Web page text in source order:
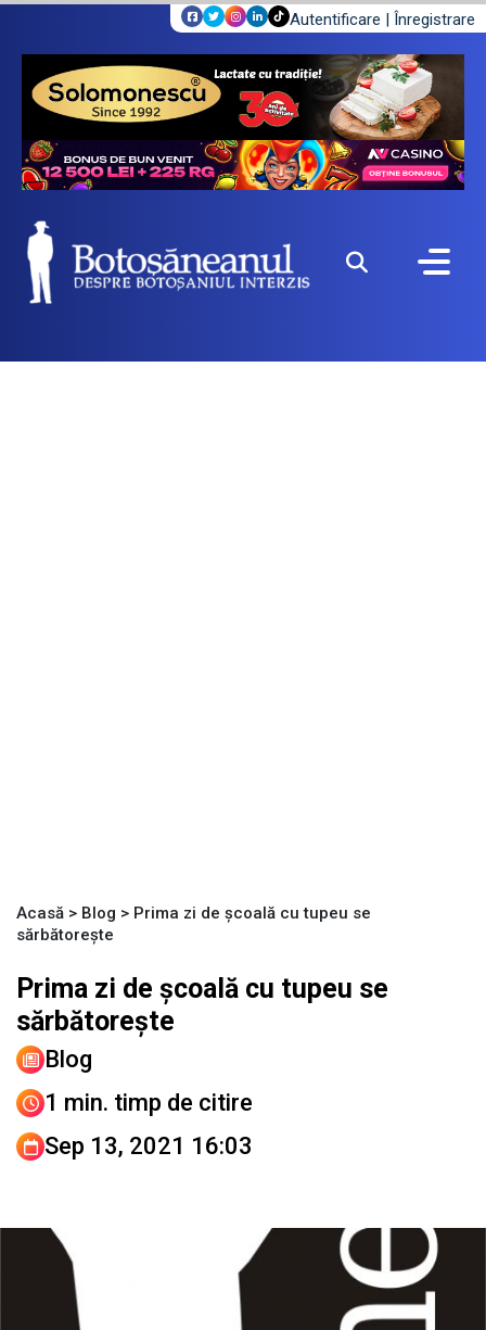
Autentificare | Înregistrare
Acasă > Blog > Prima zi de școală cu tupeu se
sărbătorește
Prima zi de școală cu tupeu se
sărbătorește
Blog
1 min. timp de citire
Sep 13, 2021 16:03